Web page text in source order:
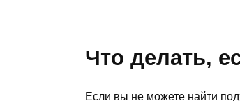
Что делать,
Если вы не можете найти